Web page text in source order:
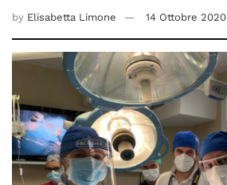
by Elisabetta Limone 14 Ottobre 2020